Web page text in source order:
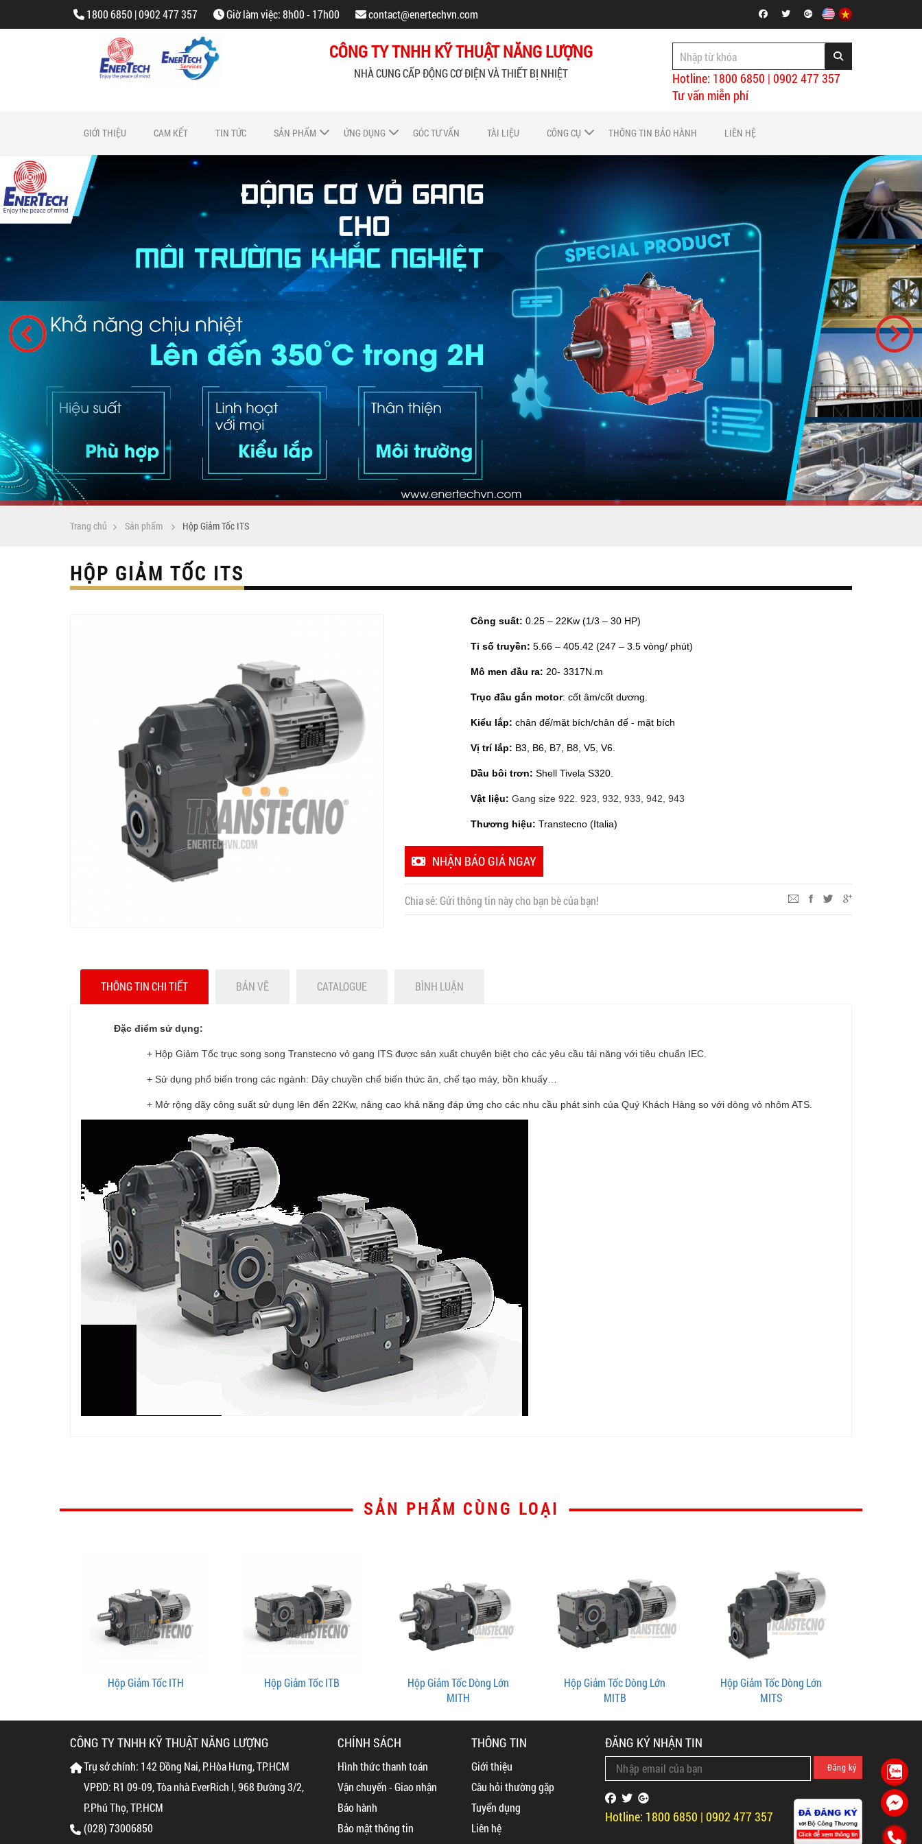
1800 6850 | 0902 477 357 Giờ làm việc: 8h00 - 17h00 contact@enertechvn.com
CÔNG TY TNHH KỸ THUẬT NĂNG LƯỢNG
NHÀ CUNG CẤP ĐỘNG CƠ ĐIỆN VÀ THIẾT BỊ NHIỆT
Hotline: 1800 6850 | 0902 477 357
Tư vấn miễn phí
GIỚI THIỆU CAM KẾT TIN TỨC SẢN PHẨM ỨNG DỤNG GÓC TƯ VẤN TÀI LIỆU CÔNG CỤ THÔNG TIN BẢO HÀNH LIÊN HỆ
Trang chủ Sản phẩm Hộp Giảm Tốc ITS
HỘP GIẢM TỐC ITS
Công suất: 0.25 – 22Kw (1/3 – 30 HP)
Tỉ số truyền: 5.66 – 405.42 (247 – 3.5 vòng/ phút)
Mô men đầu ra: 20- 3317N.m
Trục đầu gắn motor: cốt âm/cốt dương.
Kiểu lắp: chân đế/mặt bích/chân đế - mặt bích
Vị trí lắp: B3, B6, B7, B8, V5, V6.
Dầu bôi trơn: Shell Tivela S320.
Vật liệu: Gang size 922. 923, 932, 933, 942, 943
Thương hiệu: Transtecno (Italia)
NHẬN BÁO GIÁ NGAY
Chia sẻ: Gửi thông tin này cho bạn bè của bạn!
THÔNG TIN CHI TIẾT BẢN VẼ CATALOGUE BÌNH LUẬN
Đặc điểm sử dụng:
+ Hộp Giảm Tốc trục song song Transtecno vỏ gang ITS được sản xuất chuyên biệt cho các yêu cầu tải năng với tiêu chuẩn IEC.
+ Sử dụng phổ biến trong các ngành: Dây chuyền chế biến thức ăn, chế tạo máy, bồn khuấy…
+ Mở rộng dãy công suất sử dụng lên đến 22Kw, nâng cao khả năng đáp ứng cho các nhu cầu phát sinh của Quý Khách Hàng so với dòng vỏ nhôm ATS.
SẢN PHẨM CÙNG LOẠI
Hộp Giảm Tốc ITH Hộp Giảm Tốc ITB
Hộp Giảm Tốc Dòng Lớn
MITH
Hộp Giảm Tốc Dòng Lớn
MITB
Hộp Giảm Tốc Dòng Lớn
MITS
CÔNG TY TNHH KỸ THUẬT NĂNG LƯỢNG
Trụ sở chính: 142 Đồng Nai, P.Hòa Hưng, TP.HCM
VPĐD: R1 09-09, Tòa nhà EverRich I, 968 Đường 3/2,
P.Phú Thọ, TP.HCM
(028) 73006850
CHÍNH SÁCH
Hình thức thanh toán
Vận chuyển - Giao nhận
Bảo hành
Bảo mật thông tin
THÔNG TIN
Giới thiệu
Câu hỏi thường gặp
Tuyển dụng
Liên hệ
ĐĂNG KÝ NHẬN TIN
Hotline: 1800 6850 | 0902 477 357